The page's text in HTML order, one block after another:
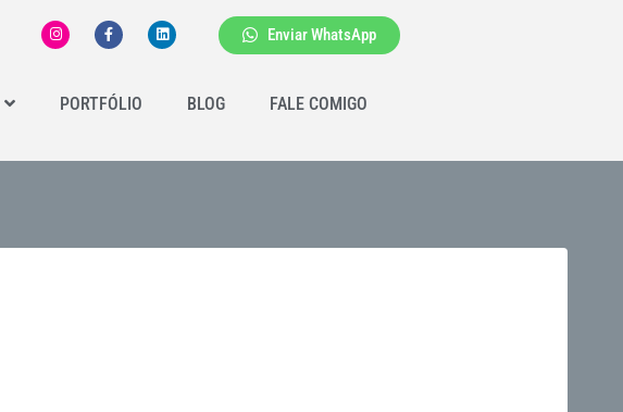
Enviar WhatsApp
PORTFÓLIO BLOG FALE COMIGO